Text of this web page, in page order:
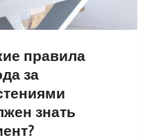
правила
за
знать